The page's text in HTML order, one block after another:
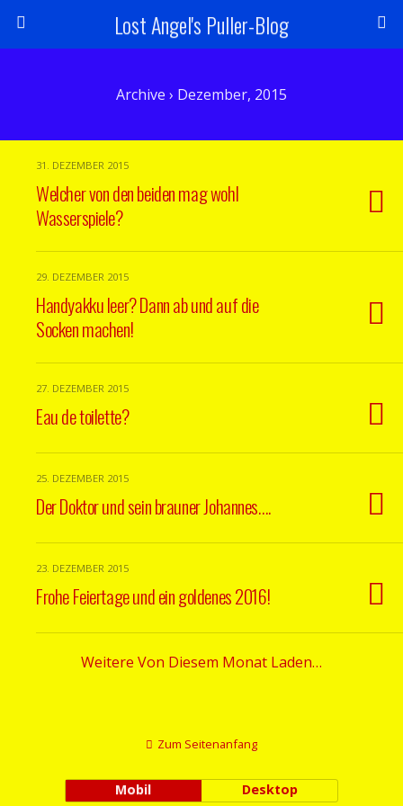
Lost Angel's Puller-Blog
Archive › Dezember, 2015
31. DEZEMBER 2015
Welcher von den beiden mag wohl
Wasserspiele?
29. DEZEMBER 2015
Handyakku leer? Dann ab und auf die
Socken machen!
27. DEZEMBER 2015
Eau de toilette?
25. DEZEMBER 2015
Der Doktor und sein brauner Johannes….
23. DEZEMBER 2015
Frohe Feiertage und ein goldenes 2016!
Weitere Von Diesem Monat Laden…
Zum Seitenanfang
Mobil Desktop